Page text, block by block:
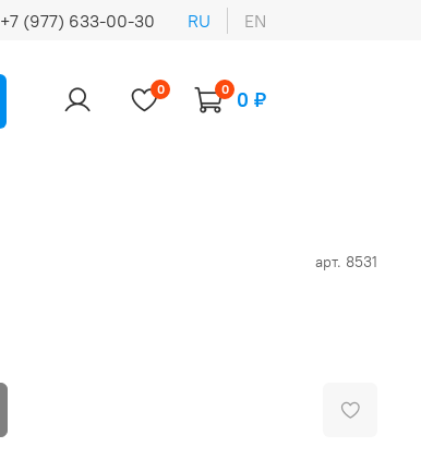
+7 (977) 633-00-30 RU EN
0 0 0 ₽
арт. 8531